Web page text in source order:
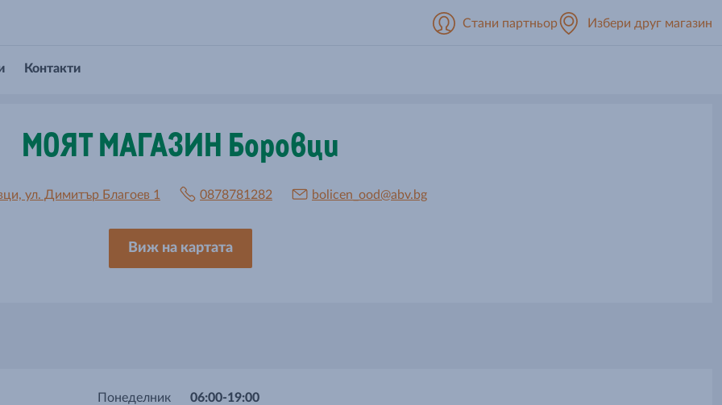
Стани партньор Избери друг магазин
Контакти
МОЯТ МАГАЗИН Боровци
ул. Димитър Благоев 1 0878781282 bolicen_ood@abv.bg
Виж на картата
Понеделник
06:00-19:00